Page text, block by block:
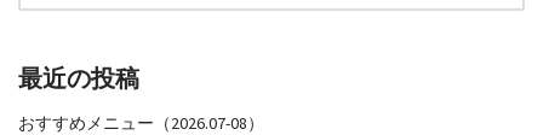
最近の投稿
おすすめメニュー（2026.07-08）